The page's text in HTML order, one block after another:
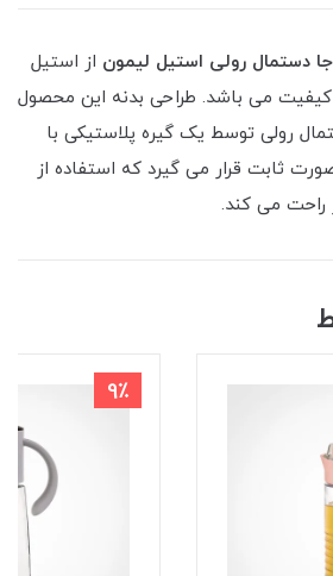
جا دستمال رولی استیل لیمون از استیل
کیفیت می باشد. طراحی بدنه این محصول
رولی توسط یک گیره پلاستیکی با
ثابت قرار می گیرد که استفاده از
راحت می کند.
9٪